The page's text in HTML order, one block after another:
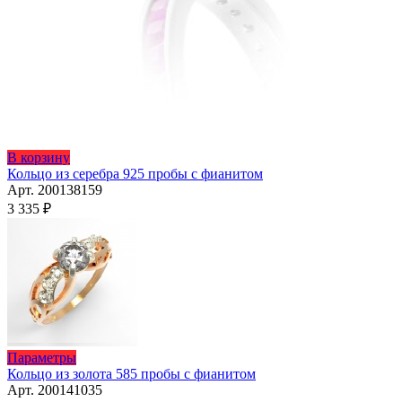
В корзинуЭтот
товар
имеет
Опции
можно
выбрать
на
странице
товара.
Кольцо из серебра 925 пробы с фианитом
Арт. 200138159
3 335 ₽
ПараметрыЭтот
товар
имеет
Кольцо из золота 585 пробы с фианитом
Арт. 200141035